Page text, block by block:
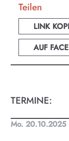
Teilen
LINK
AUF
TERMINE:
Mo.
Finde täglich
und Land
oder Musik
für